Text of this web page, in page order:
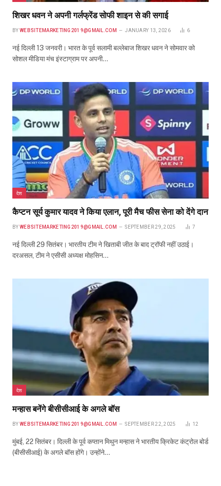
शिखर धवन ने अपनी गर्लफ्रेंड सोफी शाइन से की सगाई
BY WEBSITEMARKETING2019@GMAIL.COM JANUARY 13, 2026 6
नई दिल्ली 13 जनवरी। भारत के पूर्व सलामी बल्लेबाज शिखर धवन ने सोमवार को
सोशल मीडिया मंच इंस्टाग्राम पर अपनी…
देश
कैप्टन सूर्य कुमार यादव ने किया एलान, पूरी मैच फीस सेना को देंगे दान
BY WEBSITEMARKETING2019@GMAIL.COM SEPTEMBER 29, 2025 7
नई दिल्ली 29 सितंबर। भारतीय टीम ने खिताबी जीत के बाद ट्रॉफी नहीं उठाई।
दरअसल, टीम ने एसीसी अध्यक्ष मोहसिन…
देश
मन्हास बनेंगे बीसीसीआई के अगले बॉस
BY WEBSITEMARKETING2019@GMAIL.COM SEPTEMBER 22, 2025 12
मुंबई, 22 सितंबर। दिल्ली के पूर्व कप्तान मिथुन मन्हास ने भारतीय क्रिकेट कंट्रोल बोर्ड
(बीसीसीआई) के अगले बॉस होंगे। उन्होंने…